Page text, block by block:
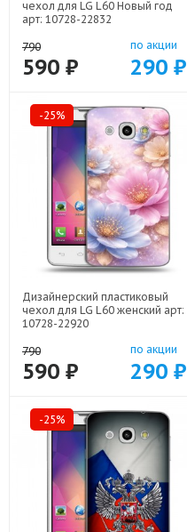
чехол для LG L60 Новый год
арт: 10728-22832
790
590 ₽
по акции
290 ₽
-25%
Дизайнерский пластиковый
чехол для LG L60 женский арт:
10728-22920
790
590 ₽
по акции
290 ₽
-25%